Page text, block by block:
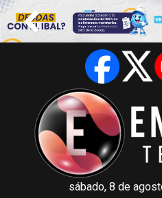
sábado, 8 de